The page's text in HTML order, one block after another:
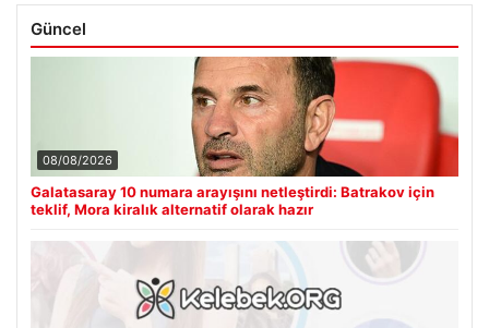
Güncel
08/08/2026
Galatasaray 10 numara arayışını netleştirdi: Batrakov için
teklif, Mora kiralık alternatif olarak hazır